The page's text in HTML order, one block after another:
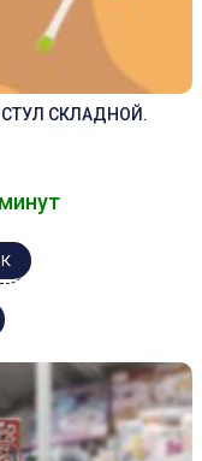
СКЛАДНОЙ.